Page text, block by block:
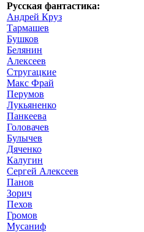
Русская фантастика:
Андрей Круз
Тармашев
Бушков
Белянин
Алексеев
Стругацкие
Макс Фрай
Перумов
Лукьяненко
Панкеева
Головачев
Булычев
Дяченко
Калугин
Сергей Алексеев
Панов
Зорич
Пехов
Громов
Мусаниф